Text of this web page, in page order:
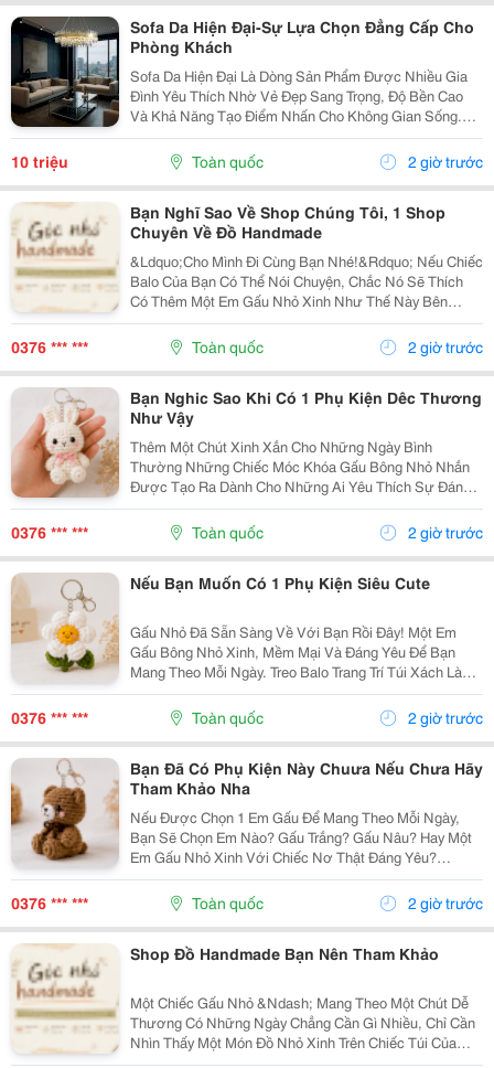
Sofa Da Hiện Đại-Sự Lựa Chọn Đẳng Cấp Cho
Phòng Khách
Sofa Da Hiện Đại Là Dòng Sản Phẩm Được Nhiều Gia
Đình Yêu Thích Nhờ Vẻ Đẹp Sang Trọng, Độ Bền Cao
Và Khả Năng Tạo Điểm Nhấn Cho Không Gian Sống.
Với Thiết Kế Tinh Tế Cùng Chất Liệu Da Cao Cấp, Sofa
Không Chỉ Mang Lại Cảm Giác Thoải Mái Mà Còn Thể...
10 triệu Toàn quốc 2 giờ trước
Bạn Nghĩ Sao Về Shop Chúng Tôi, 1 Shop
Chuyên Về Đồ Handmade
&Ldquo;Cho Mình Đi Cùng Bạn Nhé!&Rdquo; Nếu Chiếc
Balo Của Bạn Có Thể Nói Chuyện, Chắc Nó Sẽ Thích
Có Thêm Một Em Gấu Nhỏ Xinh Như Thế Này Bên
Cạnh. Từ Những Buổi Đi Học, Đi Làm, Đi Cà Phê Hay
Những Chuyến Đi Chơi Cuối Tuần, Em Móc Khóa Gấu
Bông...
0376 *** *** Toàn quốc 2 giờ trước
Bạn Nghic Sao Khi Có 1 Phụ Kiện Dêc Thương
Như Vậy
Thêm Một Chút Xinh Xắn Cho Những Ngày Bình
Thường Những Chiếc Móc Khóa Gấu Bông Nhỏ Nhắn
Được Tạo Ra Dành Cho Những Ai Yêu Thích Sự Đáng
Yêu Và Những Món Đồ Có Dấu Ấn Riêng. Từ Chiếc Balo
Đi Học, Túi Xách Đi Chơi Đến Chùm Chìa Khóa Quen
Thuộc,...
0376 *** *** Toàn quốc 2 giờ trước
Nếu Bạn Muốn Có 1 Phụ Kiện Siêu Cute
Gấu Nhỏ Đã Sẵn Sàng Về Với Bạn Rồi Đây! Một Em
Gấu Bông Nhỏ Xinh, Mềm Mại Và Đáng Yêu Để Bạn
Mang Theo Mỗi Ngày. Treo Balo Trang Trí Túi Xách Làm
Móc Khóa Tặng Người Bạn Yêu Quý
Gocnhohandmade.com Không Cần Quá Nhiều Phụ
Kiện, Chỉ Một Em Gấu...
0376 *** *** Toàn quốc 2 giờ trước
Bạn Đã Có Phụ Kiện Này Chuưa Nếu Chưa Hãy
Tham Khảo Nha
Nếu Được Chọn 1 Em Gấu Để Mang Theo Mỗi Ngày,
Bạn Sẽ Chọn Em Nào? Gấu Trắng? Gấu Nâu? Hay Một
Em Gấu Nhỏ Xinh Với Chiếc Nơ Thật Đáng Yêu?
Những Chiếc Móc Khóa Gấu Bông Không Chỉ Là Phụ
Kiện Treo Túi Mà Còn Là Một Cách Để Bạn Thêm Chút
Cá Tính Vào...
0376 *** *** Toàn quốc 2 giờ trước
Shop Đồ Handmade Bạn Nên Tham Khảo
Một Chiếc Gấu Nhỏ &Ndash; Mang Theo Một Chút Dễ
Thương Có Những Ngày Chẳng Cần Gì Nhiều, Chỉ Cần
Nhìn Thấy Một Món Đồ Nhỏ Xinh Trên Chiếc Túi Của
Mình Cũng Đủ Thấy Vui Rồi Những Em Móc Khóa Gấu